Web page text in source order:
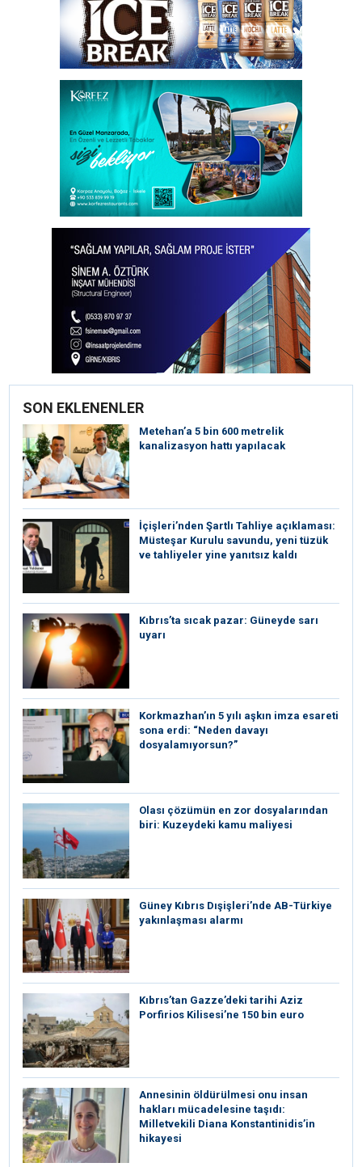
SON EKLENENLER
Metehan’a 5 bin 600 metrelik
kanalizasyon hattı yapılacak
İçişleri’nden Şartlı Tahliye açıklaması:
Müsteşar Kurulu savundu, yeni tüzük
ve tahliyeler yine yanıtsız kaldı
Kıbrıs’ta sıcak pazar: Güneyde sarı
uyarı
Korkmazhan’ın 5 yılı aşkın imza esareti
sona erdi: “Neden davayı
dosyalamıyorsun?”
Olası çözümün en zor dosyalarından
biri: Kuzeydeki kamu maliyesi
Güney Kıbrıs Dışişleri’nde AB-Türkiye
yakınlaşması alarmı
Kıbrıs’tan Gazze’deki tarihi Aziz
Porfirios Kilisesi’ne 150 bin euro
Annesinin öldürülmesi onu insan
hakları mücadelesine taşıdı:
Milletvekili Diana Konstantinidis’in
hikayesi